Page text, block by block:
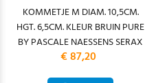
KOMMETJE M DIAM. 10,5CM.
HGT. 6,5CM. KLEUR BRUIN PURE
BY PASCALE NAESSENS SERAX
€ 87,20